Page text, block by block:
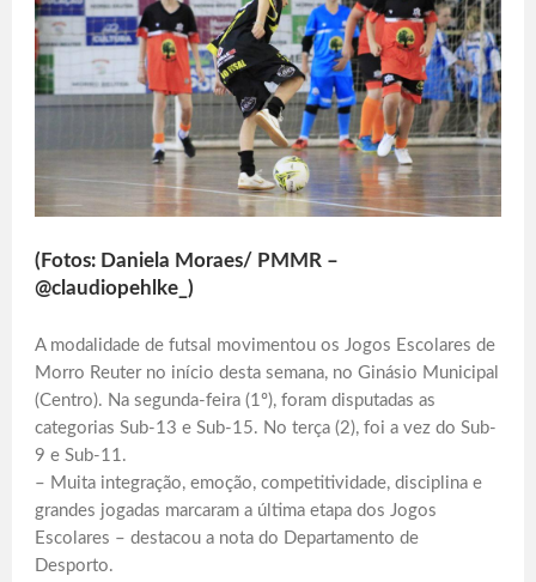
(Fotos: Daniela Moraes/ PMMR –
@claudiopehlke_)
A modalidade de futsal movimentou os Jogos Escolares de
Morro Reuter no início desta semana, no Ginásio Municipal
(Centro). Na segunda-feira (1º), foram disputadas as
categorias Sub-13 e Sub-15. No terça (2), foi a vez do Sub-
9 e Sub-11.
– Muita integração, emoção, competitividade, disciplina e
grandes jogadas marcaram a última etapa dos Jogos
Escolares – destacou a nota do Departamento de
Desporto.